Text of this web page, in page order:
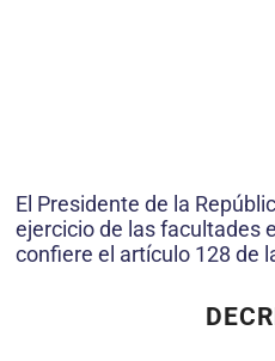
El Presidente de la
ejercicio de las facultades
confiere el artículo 128 de